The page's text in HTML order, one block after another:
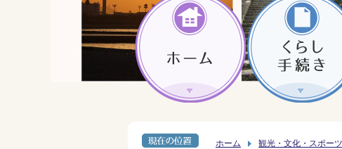
ホーム 観光・文化・スポーツ